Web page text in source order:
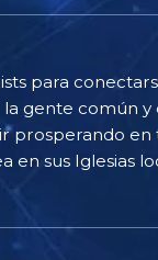
para
gente común
en
sus Iglesias